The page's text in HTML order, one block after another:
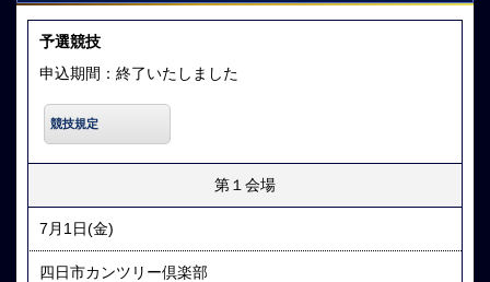
予選競技
申込期間：終了いたしました
競技規定
第１会場
7月1日(金)
四日市カンツリー倶楽部